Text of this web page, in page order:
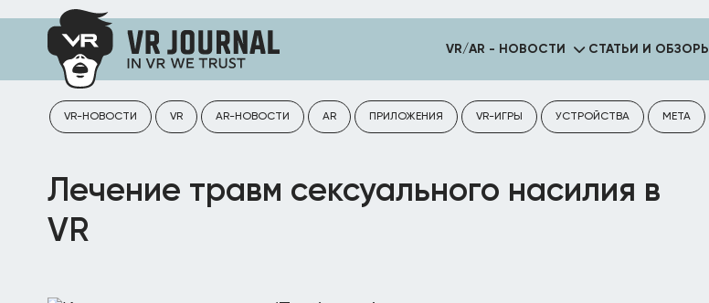
VR/AR - НОВОСТИ СТАТЬИ И ОБЗОРЫ
VR-НОВОСТИ VR AR-НОВОСТИ AR ПРИЛОЖЕНИЯ VR-ИГРЫ УСТРОЙСТВА META
Лечение травм сексуального насилия в
VR